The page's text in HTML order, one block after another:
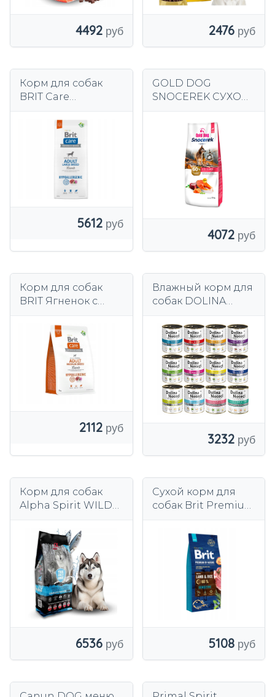
4492 2476
Корм для собак
BRIT Care
Lamb 12 кг
5612
GOLD DOG
SNOCEREK СУХОЙ
– ГОВЯДИНА,
ЛОСОСЬ И
ОВОЩИ, 15 КГ
4072
Корм для собак
BRIT Ягненок с
2112
Влажный корм для
собак DOLINA
ПРЕМИУМ МИКС
ВКУСОВ 10х800г
3232
Корм для собак
Alpha Spirit WILD
12KG
6536
Сухой корм для
собак Brit Premium
Lamb 15 кг
5108